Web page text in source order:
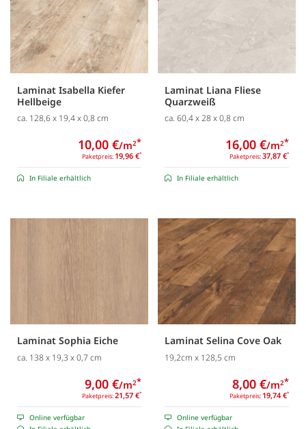
Laminat Isabella Kiefer
Hellbeige
ca. 128,6 x 19,4 x 0,8 cm
Paketpreis: 19,96 €*
10,00 €/m2*
In Filiale erhältlich
Laminat Liana Fliese
Quarzweiß
ca. 60,4 x 28 x 0,8 cm
Paketpreis:37,87 €*
16,00 €/m2*
In Filiale erhältlich
Laminat Sophia Eiche
ca. 138 x 19,3 x 0,7 cm
Paketpreis:21,57 €*
9,00 €/m2*
Online verfügbar
Laminat Selina Cove Oak
19,2cm x 128,5 cm
Paketpreis: 19,74 €*
8,00 €/m2*
Online verfügbar